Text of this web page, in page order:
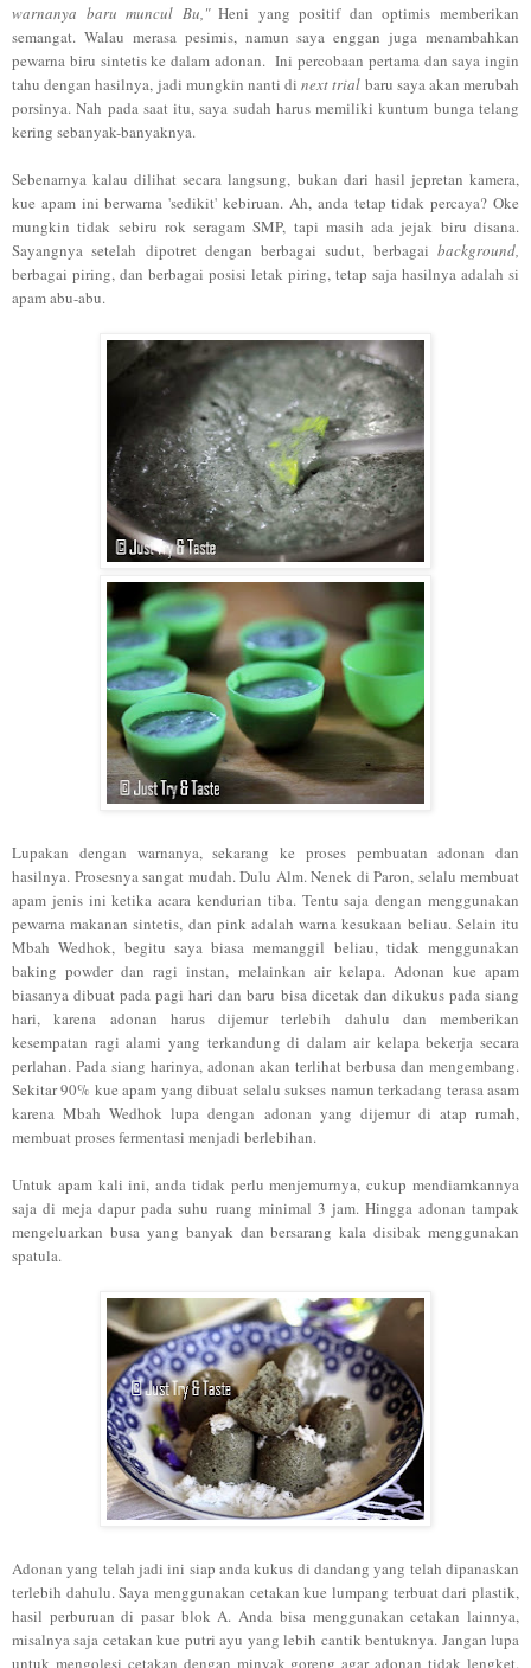
warnanya baru muncul Bu,"Heni yang positif dan optimis memberikan
semangat. Walau merasa pesimis, namun saya enggan juga menambahkan
pewarna biru sintetis ke dalam adonan. Ini percobaan pertama dan saya ingin
tahu dengan hasilnya, jadi mungkin nanti dinext trial baru saya akan merubah
porsinya. Nah pada saat itu, saya sudah harus memiliki kuntum bunga telang
kering sebanyak-banyaknya.
Sebenarnya kalau dilihat secara langsung, bukan dari hasil jepretan kamera,
kue apam ini berwarna 'sedikit' kebiruan. Ah, anda tetap tidak percaya? Oke
mungkin tidak sebiru rok seragam SMP, tapi masih ada jejak biru disana.
Sayangnya setelah dipotret dengan berbagai sudut, berbagai background,
berbagai piring, dan berbagai posisi letak piring, tetap saja hasilnya adalah si
apam abu-abu.
Lupakan dengan warnanya, sekarang ke proses pembuatan adonan dan
hasilnya. Prosesnya sangat mudah. Dulu Alm. Nenek di Paron, selalu membuat
apam jenis ini ketika acara kendurian tiba. Tentu saja dengan menggunakan
pewarna makanan sintetis, dan pink adalah warna kesukaan beliau. Selain itu
Mbah Wedhok, begitu saya biasa memanggil beliau, tidak menggunakan
baking powder dan ragi instan, melainkan air kelapa. Adonan kue apam
biasanya dibuat pada pagi hari dan baru bisa dicetak dan dikukus pada siang
hari, karena adonan harus dijemur terlebih dahulu dan memberikan
kesempatan ragi alami yang terkandung di dalam air kelapa bekerja secara
perlahan. Pada siang harinya, adonan akan terlihat berbusa dan mengembang.
Sekitar 90% kue apam yang dibuat selalu sukses namun terkadang terasa asam
karena Mbah Wedhok lupa dengan adonan yang dijemur di atap rumah,
membuat proses fermentasi menjadi berlebihan.
Untuk apam kali ini, anda tidak perlu menjemurnya, cukup mendiamkannya
saja di meja dapur pada suhu ruang minimal 3 jam. Hingga adonan tampak
mengeluarkan busa yang banyak dan bersarang kala disibak menggunakan
spatula.
Adonan yang telah jadi ini siap anda kukus di dandang yang telah dipanaskan
terlebih dahulu. Saya menggunakan cetakan kue lumpang terbuat dari plastik,
hasil perburuan di pasar blok A. Anda bisa menggunakan cetakan lainnya,
misalnya saja cetakan kue putri ayu yang lebih cantik bentuknya. Jangan lupa
untuk mengolesi cetakan dengan minyak goreng agar adonan tidak lengket.